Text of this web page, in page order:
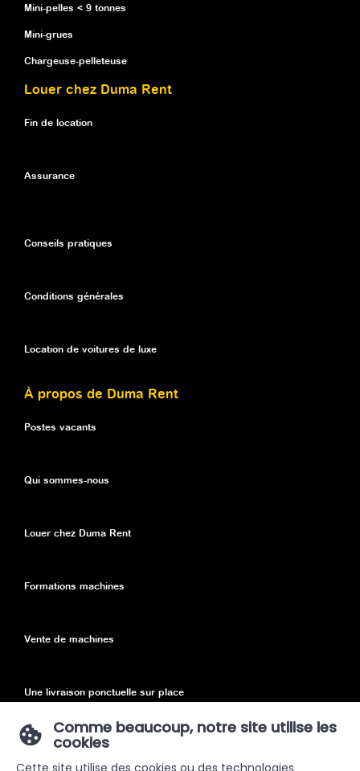
Mini-pelles < 9 tonnes
Mini-grues
Chargeuse-pelleteuse
Louer chez Duma Rent
Fin de location
Assurance
Conseils pratiques
Conditions générales
Location de voitures de luxe
À propos de Duma Rent
Postes vacants
Qui sommes-nous
Louer chez Duma Rent
Formations machines
Vente de machines
Une livraison ponctuelle sur place
Comme beaucoup, notre site utilise les
cookies
Cette site utilise des cookies ou des technologies